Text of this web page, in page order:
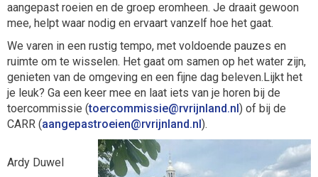
aangepast roeien en de groep eromheen. Je draait gewoon
mee, helpt waar nodig en ervaart vanzelf hoe het gaat.
We varen in een rustig tempo, met voldoende pauzes en
ruimte om te wisselen. Het gaat om samen op het water zijn,
genieten van de omgeving en een fijne dag beleven.Lijkt het
je leuk? Ga een keer mee en laat iets van je horen bij de
toercommissie (eissimmocreot@rvrijnland.nl) of bij de
CARR (neieortsapegnaa@rvrijnland.nl).
Ardy Duwel